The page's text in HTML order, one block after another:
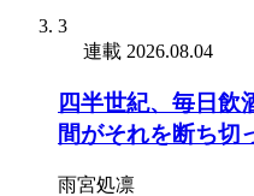
3
連載 2026.08.04
四半世紀、毎日飲
間がそれを断ち切
雨宮処凛